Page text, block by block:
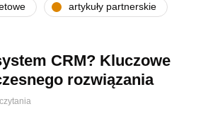
artykuły partnerskie
CRM? Kluczowe
rozwiązania